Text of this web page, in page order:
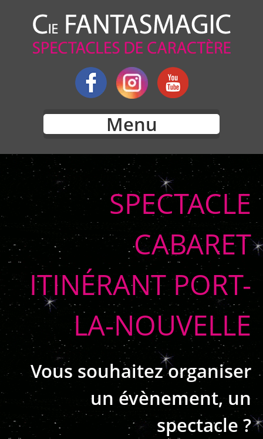
Menu
SPECTACLE
CABARET
ITINÉRANT PORT-
LA-NOUVELLE
Vous souhaitez organiser
un évènement, un
spectacle ?